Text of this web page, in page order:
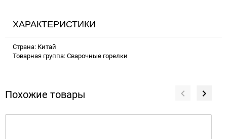
ХАРАКТЕРИСТИКИ
Страна: Китай
Товарная группа: Сварочные горелки
Похожие товары